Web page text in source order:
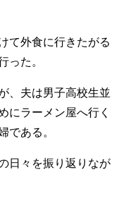
て外食に行きたがる
った。
、夫は男子高校生並
にラーメン屋へ行く
である。
日々を振り返りなが